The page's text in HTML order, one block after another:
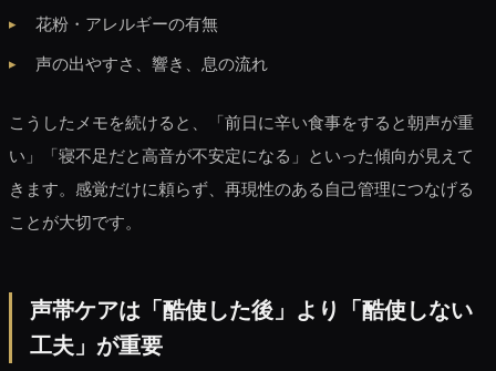
花粉・アレルギーの有無
声の出やすさ、響き、息の流れ
こうしたメモを続けると、「前日に辛い食事をすると朝声が重
い」「寝不足だと高音が不安定になる」といった傾向が見えて
きます。感覚だけに頼らず、再現性のある自己管理につなげる
ことが大切です。
声帯ケアは「酷使した後」より「酷使しない
工夫」が重要